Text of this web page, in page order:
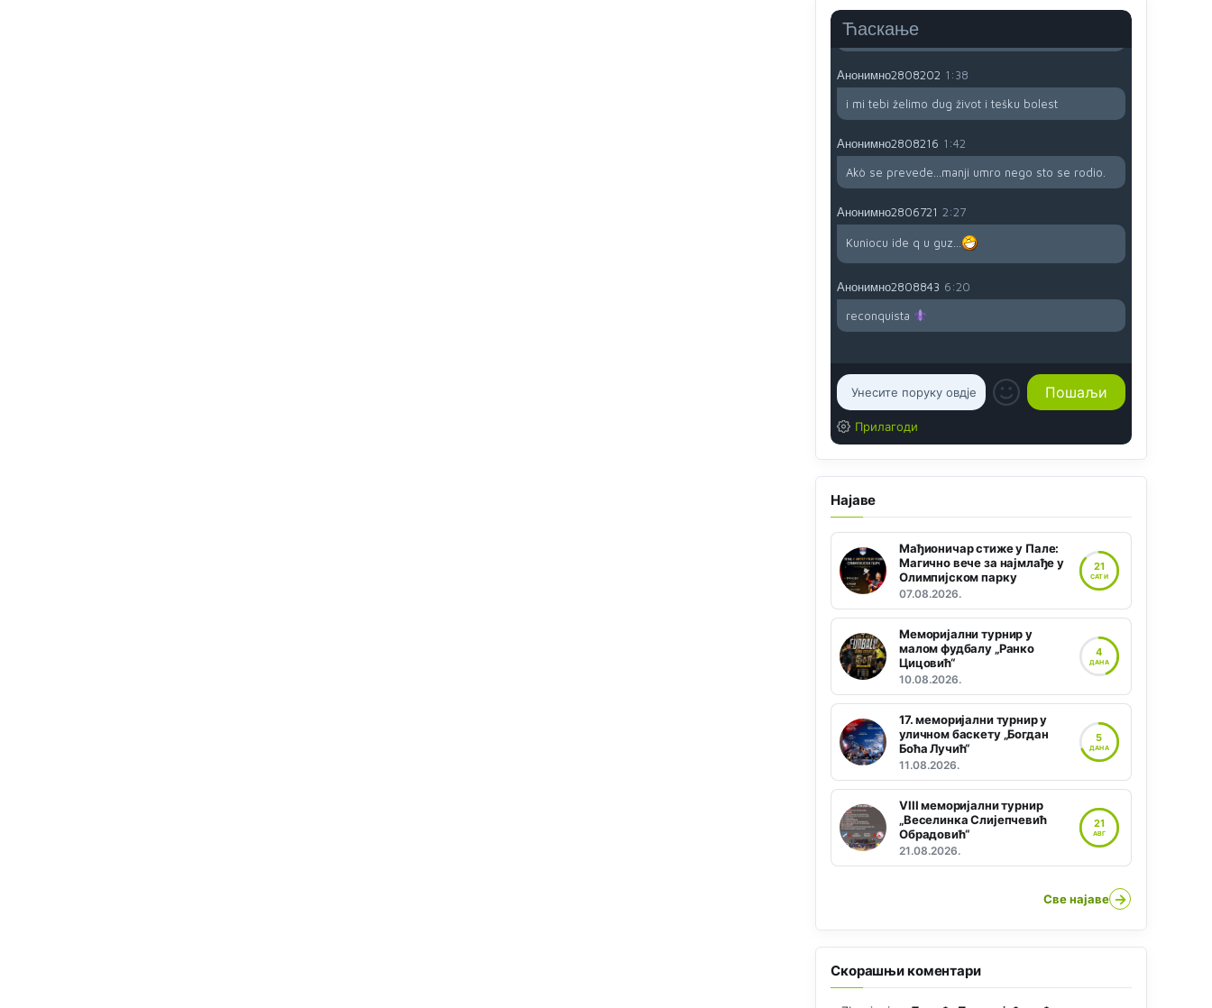
Ћаскање
koga da brani? A imamo vojsku Kosova kojoj
želimo svako dobro i da se što bolje opreme
Анонимно2808202 1:38
i mi tebi želimo dug život i tešku bolest
Анонимно2808216 1:42
Akò se prevede...manji umro nego sto se rodio.
Анонимно2806721 2:27
Kuniocu ide q u guz...
Анонимно2808843 6:20
reconquista
Прилагоди
Најаве
Мађионичар стиже у Пале:
Магично вече за најмлађе у
Олимпијском парку
07.08.2026.
21
САТИ
Меморијални турнир у
малом фудбалу „Ранко
Цицовић“
10.08.2026.
4
ДАНА
17. меморијални турнир у
уличном баскету „Богдан
Боћа Лучић“
11.08.2026.
5
ДАНА
VIII меморијални турнир
„Веселинка Слијепчевић
Обрадовић“
21.08.2026.
21
АВГ
Све најаве →
Скорашњи коментари